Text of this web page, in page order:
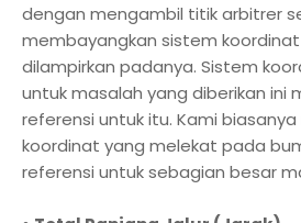
dengan mengambil titik arbitrer
membayangkan sistem
dilampirkan padanya. Sistem
untuk masalah yang diberikan ini
referensi untuk itu. Kami
koordinat yang melekat pada
referensi untuk sebagian besar